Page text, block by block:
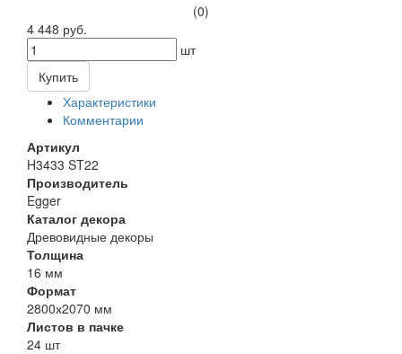
(0)
4 448 руб.
шт
Купить
Характеристики
Комментарии
Артикул
H3433 ST22
Производитель
Egger
Каталог декора
Древовидные декоры
Толщина
16 мм
Формат
2800х2070 мм
Листов в пачке
24 шт